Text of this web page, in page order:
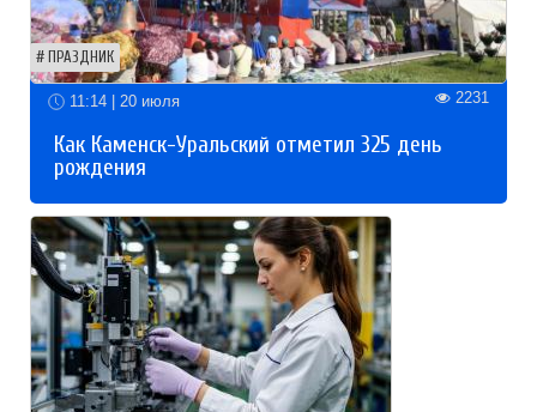
ПРАЗДНИК
11:14 | 20 июля 2231
Как Каменск-Уральский отметил 325 день
рождения